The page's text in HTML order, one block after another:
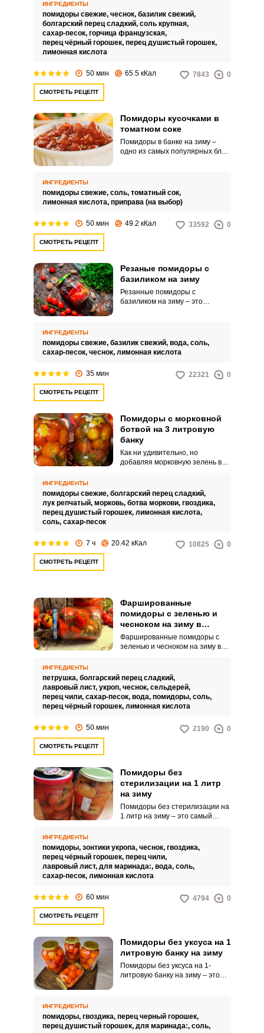
базиликом. Эта любимая
итальянцами травка способна
не только придать душистый
аромат помидорам, но и
ощутимо повлиять на их вкус.
ИНГРЕДИЕНТЫ
помидоры свежие, чеснок, базилик свежий,
болгарский перец сладкий, соль крупная,
сахар-песок, горчица французская,
перец чёрный горошек, перец душистый горошек,
лимонная кислота
50 мин 65.5 кКал 7843 0
СМОТРЕТЬ РЕЦЕПТ
Помидоры кусочками в
томатном соке
Помидоры в банке на зиму –
одно из самых популярных блюд
любое блюдо! Попробуйте
рецепт нежнейших помидоров
кусочками в томатном соку!
ИНГРЕДИЕНТЫ
помидоры свежие, соль, томатный сок,
лимонная кислота, приправа (на выбор)
50 мин 49.2 кКал 33592 0
СМОТРЕТЬ РЕЦЕПТ
Резаные помидоры с
базиликом на зиму
Резанные помидоры с
базиликом на зиму – это
вкусом. Такие помидоры
идеально дополнят горячие
ИНГРЕДИЕНТЫ
помидоры свежие, базилик свежий, вода, соль,
сахар-песок, чеснок, лимонная кислота
35 мин 22321 0
СМОТРЕТЬ РЕЦЕПТ
Помидоры с морковной
ботвой на 3 литровую
банку
Как ни удивительно, но
добавляя морковную зелень в
бочковые. И рассол этой закатки
тоже выпьется без остатка, ведь
он так же получается
ИНГРЕДИЕНТЫ
помидоры свежие, болгарский перец сладкий,
лук репчатый, морковь, ботва моркови, гвоздика,
перец душистый горошек, лимонная кислота,
соль, сахар-песок
7 ч 20.42 кКал 10825 0
СМОТРЕТЬ РЕЦЕПТ
Фаршированные
помидоры с зеленью и
чесноком на зиму в
банках
Фаршированные помидоры с
зеленью и чесноком на зиму в
семейный ужин или
праздничное застолье,
фаршированные помидоры
великолепно будут дополнять
ИНГРЕДИЕНТЫ
петрушка, болгарский перец сладкий,
лавровый лист, укроп, чеснок, сельдерей,
перец чили, сахар-песок, вода, помидоры, соль,
перец чёрный горошек, лимонная кислота
50 мин 2190 0
СМОТРЕТЬ РЕЦЕПТ
Помидоры без
стерилизации на 1 литр
на зиму
Помидоры без стерилизации на
1 литр на зиму – это самый
несмотря на опыт. Для
консервирования домашней
заготовки понадобятся простые
ингредиенты.
ИНГРЕДИЕНТЫ
помидоры, зонтики укропа, чеснок, гвоздика,
перец чёрный горошек, перец чили,
лавровый лист, для маринада:, вода, соль,
сахар-песок, лимонная кислота
60 мин 4794 0
СМОТРЕТЬ РЕЦЕПТ
Помидоры без уксуса на 1
литровую банку на зиму
Помидоры без уксуса на 1-
литровую банку на зиму – это
все полезные свойства
помидоров, чтобы вы могли
ИНГРЕДИЕНТЫ
помидоры, гвоздика, перец черный горошек,
перец душистый горошек, для маринада:, соль,